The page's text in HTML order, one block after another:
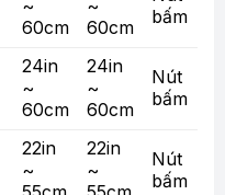
~
60cm
~
60cm
bấm
24in
~
60cm
24in
~
60cm
Nút
bấm
22in
~
22in
~
Nút
bấm